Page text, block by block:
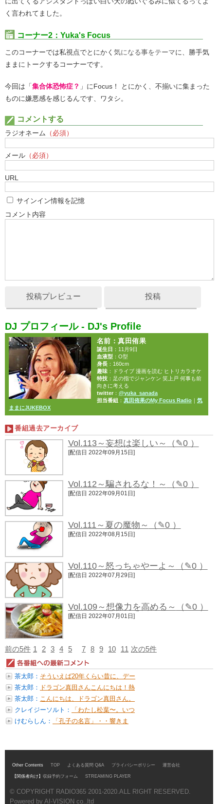
く言われてました。
コーナー2：Yuka's Focus
このコーナーでは私視点でとにかく 気になる事︎をテーマに、勝手気
ままにトークするコーナーです。
今回は「集合体恐怖症？ 」にFocus！ とにかく、不揃いに集まった
ものに嫌悪感を感じるんです、ワタシ。
コメントする
ラジオネーム （必須）
メール （必須）
URL
サインイン情報を記憶
コメント内容
投稿プレビュー 投稿
DJ プロフィール - DJ's Profile
名前 ：真田侑果
誕生日 ：11月9日
血液型：O型
身長：160cm
趣味：ドライブ 漫画を読む ヒトリカラオケ
特技：足の指でジャンケン 笑上戸 何事も前
向きに考える
twitter： @yuka_sanada
担当番組 ： 真田侑果のMy Focus Radio｜ 気
ままにJUKEBOX
番組過去アーカイブ
Vol.113～妄想は楽しい～ （✎0 ）
[配信日 2022年09月15日]
Vol.112～騙されるな！～ （✎0 ）
[配信日 2022年09月01日]
Vol.111～夏の魔物～ （✎0 ）
[配信日 2022年08月15日]
Vol.110～怒っちゃやーよ～ （✎0 ）
[配信日 2022年07月29日]
Vol.109～想像力を高める～ （✎0 ）
[配信日 2022年07月01日]
前の5件 1 2 3 4 5 7 8 9 10 11 次の5件
茶太郎： そういえば20年くらい昔に、デー
ル・...
茶太郎：
ドラゴン真田さんこんにちは！熱
気ムン...
茶太郎： こんにちは、ドラゴン真田さん。
実は...
クレイジーソルト：
「わたし松葉〜。いつ
までも松葉〜♪」...
けむらしん：
「孔子の名言」・・響きま
Other Contents TOP よくある質問 Q&A プライバシーポリシー 運営会社
【関係者向け】 収録予約フォーム STREAMING PLAYER
© COPYRIGHT RADIO365 2001-2020.ALL RIGHT RESERVED.
Powered by AI-VISION co.,ltd